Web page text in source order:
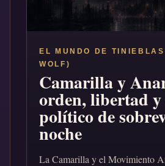
EL MUNDO DE
WOLF)
Camarilla y
orden, libertad
político de
noche
La Camarilla y el Movimiento